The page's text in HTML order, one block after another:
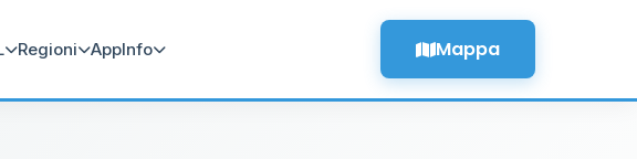
Regioni AppInfo Mappa